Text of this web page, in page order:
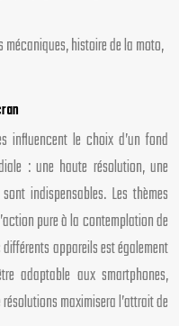
histoire de la moto,
influencent le choix d’un fond
: une haute résolution, une
indispensables. Les thèmes
pure à la contemplation de
appareils est également
adaptable aux smartphones,
maximisera l’attrait de